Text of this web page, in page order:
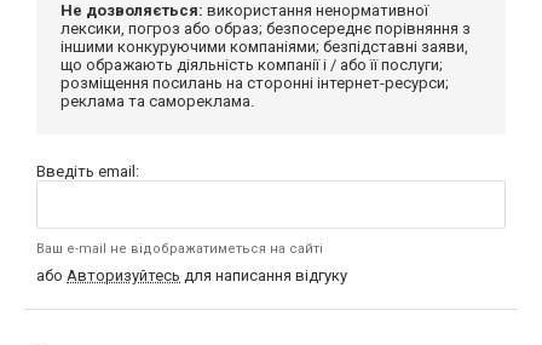
Не дозволяється: використання ненормативної
лексики, погроз або образ; безпосереднє порівняння з
іншими конкуруючими компаніями; безпідставні заяви,
що ображають діяльність компанії і / або її послуги;
розміщення посилань на сторонні інтернет-ресурси;
реклама та самореклама.
Введіть email:
Ваш e-mail не відображатиметься на сайті
або Авторизуйтесь для написання відгуку